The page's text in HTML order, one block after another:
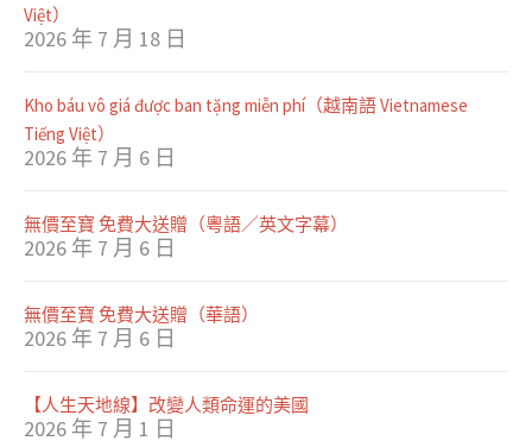
Việt）
2026 年 7 月 18 日
Kho báu vô giá được ban tặng miễn phí（越南語 Vietnamese
Tiếng Việt）
2026 年 7 月 6 日
無價至寶 免費大送贈（粵語／英文字幕）
2026 年 7 月 6 日
無價至寶 免費大送贈（華語）
2026 年 7 月 6 日
【人生天地線】改變人類命運的美國
2026 年 7 月 1 日